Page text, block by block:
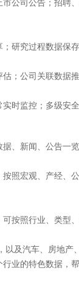
公司公告；招聘
研究过程数据保
；公司关联数据
时监控；多级安
、新闻、公告一览
照宏观、产经、
按照行业、类型
以及汽车、房地产
业的特色数据，